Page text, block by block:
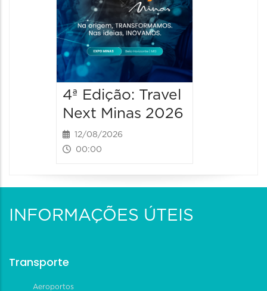
4ª Edição: Travel
Next Minas 2026
12/08/2026
00:00
INFORMAÇÕES ÚTEIS
Transporte
Aeroportos